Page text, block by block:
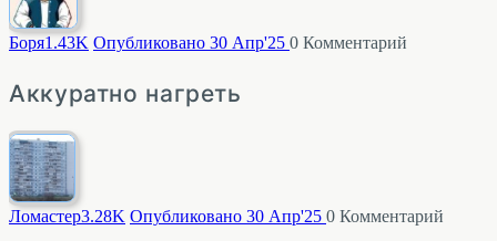
Боря1.43K Опубликовано 30 Апр'25 0 Комментарий
Аккуратно нагреть
Ломастер3.28K Опубликовано 30 Апр'25 0 Комментарий